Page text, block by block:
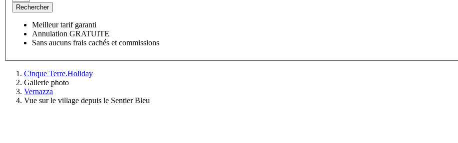
Rechercher
Meilleur tarif garanti
Annulation GRATUITE
Sans aucuns frais cachés et commissions
Cinque Terre.Holiday
Gallerie photo
Vernazza
Vue sur le village depuis le Sentier Bleu